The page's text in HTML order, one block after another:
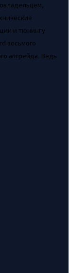
и тюнингу
восьмого
апгрейда. Ведь